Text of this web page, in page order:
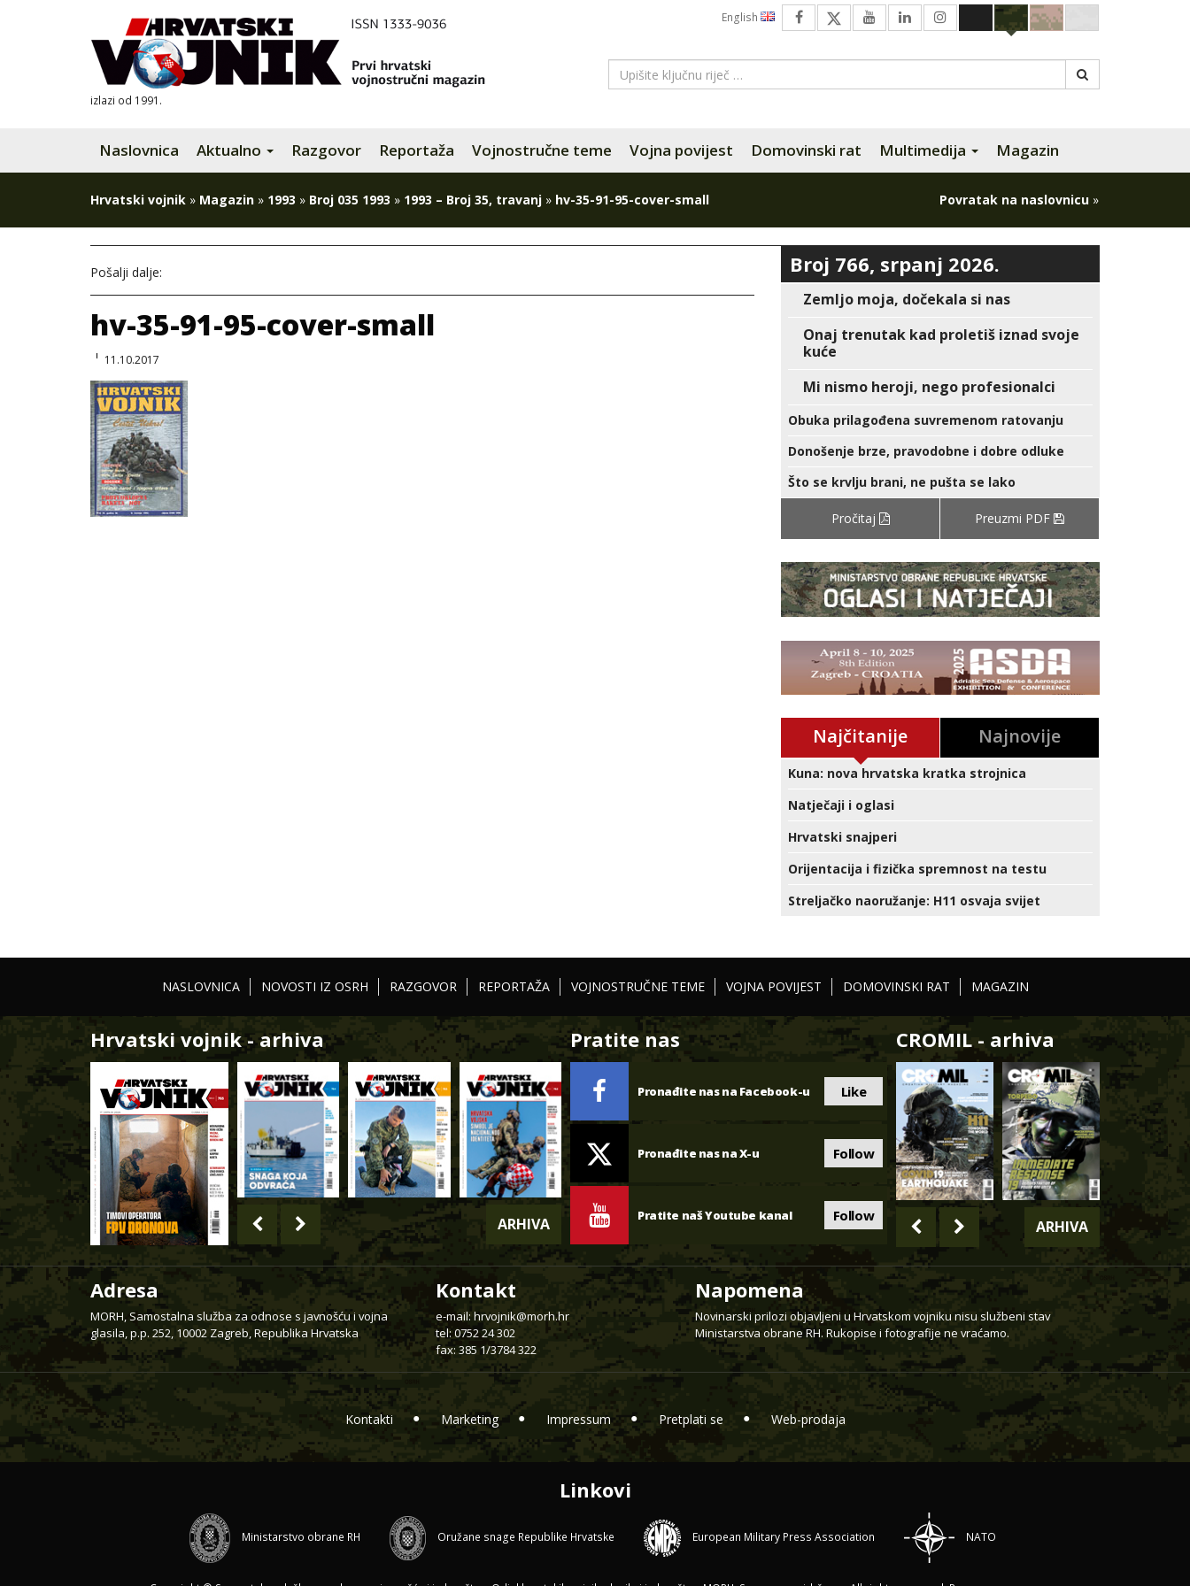
izlazi od 1991.
English
Naslovnica Aktualno Razgovor Reportaža Vojnostručne teme Vojna povijest Domovinski rat Multimedija Magazin
Hrvatski vojnik » Magazin » 1993 » Broj 035 1993 » 1993 – Broj 35, travanj » hv-35-91-95-cover-small Povratak na naslovnicu »
Pošalji dalje:
hv-35-91-95-cover-small
11.10.2017
Broj 766, srpanj 2026.
Zemljo moja, dočekala si nas
Onaj trenutak kad proletiš iznad svoje
kuće
Mi nismo heroji, nego profesionalci
Obuka prilagođena suvremenom ratovanju
Donošenje brze, pravodobne i dobre odluke
Što se krvlju brani, ne pušta se lako
Pročitaj Preuzmi PDF
Najčitanije Najnovije
Kuna: nova hrvatska kratka strojnica
Natječaji i oglasi
Hrvatski snajperi
Orijentacija i fizička spremnost na testu
Streljačko naoružanje: H11 osvaja svijet
NASLOVNICA NOVOSTI IZ OSRH RAZGOVOR REPORTAŽA VOJNOSTRUČNE TEME VOJNA POVIJEST DOMOVINSKI RAT MAGAZIN
Hrvatski vojnik - arhiva
ARHIVA
Pratite nas
Pronađite nas na Facebook-u Like
Pronađite nas na X-u Follow
Pratite naš Youtube kanal Follow
CROMIL - arhiva
ARHIVA
Adresa
MORH, Samostalna služba za odnose s javnošću i vojna
glasila, p.p. 252, 10002 Zagreb, Republika Hrvatska
Kontakt
e-mail: hrvojnik@morh.hr
tel: 0752 24 302
fax: 385 1/3784 322
Napomena
Novinarski prilozi objavljeni u Hrvatskom vojniku nisu službeni stav
Ministarstva obrane RH. Rukopise i fotografije ne vraćamo.
Kontakti Marketing Impressum Pretplati se Web-prodaja
Linkovi
Ministarstvo obrane RH Oružane snage Republike Hrvatske European Military Press Association NATO